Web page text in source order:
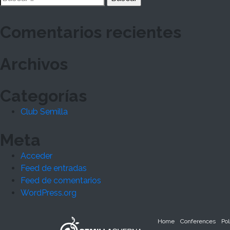
Comentarios recientes
Archivos
Categorías
Club Semilla
Meta
Acceder
Feed de entradas
Feed de comentarios
WordPress.org
Home Conferences